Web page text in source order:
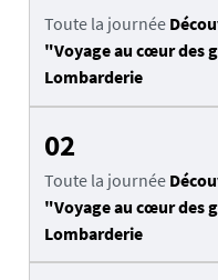
Toute la journée
"Voyage au cœur des
Lombarderie
02
Toute la journée
"Voyage au cœur des
Lombarderie